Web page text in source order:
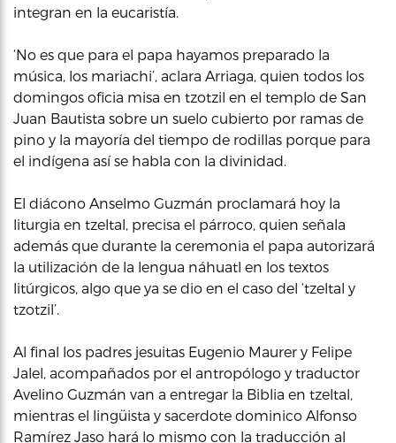
integran en la eucaristía.
‘No es que para el papa hayamos preparado la
música, los mariachi’, aclara Arriaga, quien todos los
domingos oficia misa en tzotzil en el templo de San
Juan Bautista sobre un suelo cubierto por ramas de
pino y la mayoría del tiempo de rodillas porque para
el indígena así se habla con la divinidad.
El diácono Anselmo Guzmán proclamará hoy la
liturgia en tzeltal, precisa el párroco, quien señala
además que durante la ceremonia el papa autorizará
la utilización de la lengua náhuatl en los textos
litúrgicos, algo que ya se dio en el caso del ‘tzeltal y
tzotzil’.
Al final los padres jesuitas Eugenio Maurer y Felipe
Jalel, acompañados por el antropólogo y traductor
Avelino Guzmán van a entregar la Biblia en tzeltal,
mientras el lingüista y sacerdote dominico Alfonso
Ramírez Jaso hará lo mismo con la traducción al